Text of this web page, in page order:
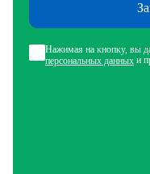
Нажимая на кнопку, вы
персональных данных и